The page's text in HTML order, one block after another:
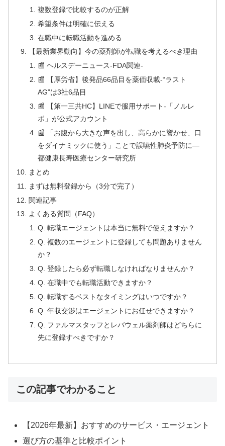
複数登録で比較するのが正解
希望条件は明確に伝える
在職中に転職活動を進める
【最新業界動向】今の薬剤師が転職を考えるべき理由
📰 ヘルスデーニュース‐FDA関連‐
📰 【厚労省】後発品66品目を薬価収載‐“ラスト
AG”は3社6品目
📰 【第一三共HC】LINEで服用サポート‐「ノルレ
ボ」が公式アカウント
📰 「お腹から大きな声を出し、高らかに響かせ、口
をダイナミックに使う」ことで誤嚥性肺炎予防に―
都健康長寿医療センター研究所
まとめ
まずは無料登録から（3分で完了）
関連記事
よくある質問（FAQ）
Q. 転職エージェントは本当に無料で使えますか？
Q. 複数のエージェントに登録しても問題ありません
か？
Q. 登録したら必ず転職しなければなりませんか？
Q. 在職中でも転職活動できますか？
Q. 転職するベストなタイミングはいつですか？
Q. 年収交渉はエージェントにお任せできますか？
Q. ファルマスタッフとレバウェル薬剤師はどちらに
先に登録すべきですか？
この記事でわかること
【2026年最新】おすすめのサービス・エージェント
選び方の基準と比較ポイント